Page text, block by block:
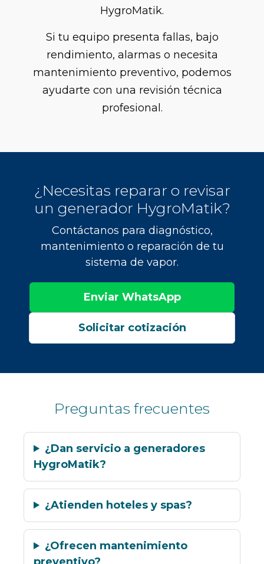
HygroMatik.
Si tu equipo presenta fallas, bajo
rendimiento, alarmas o necesita
mantenimiento preventivo, podemos
ayudarte con una revisión técnica
profesional.
¿Necesitas reparar o revisar
un generador HygroMatik?
Contáctanos para diagnóstico,
mantenimiento o reparación de tu
sistema de vapor.
Enviar WhatsApp
Solicitar cotización
Preguntas frecuentes
¿Dan servicio a generadores
HygroMatik?
¿Atienden hoteles y spas?
¿Ofrecen mantenimiento